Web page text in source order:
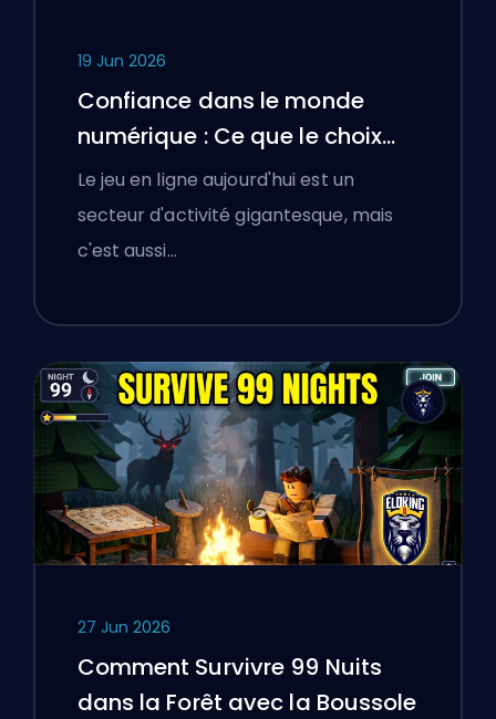
19 Jun 2026
Confiance dans le monde
numérique : Ce que le choix
d'une plateforme de boosting
a appris aux joueurs polonais
sur la vérification des services
Le jeu en ligne aujourd'hui est un
secteur d'activité gigantesque, mais
c'est aussi…
27 Jun 2026
Comment Survivre 99 Nuits
dans la Forêt avec la Boussole